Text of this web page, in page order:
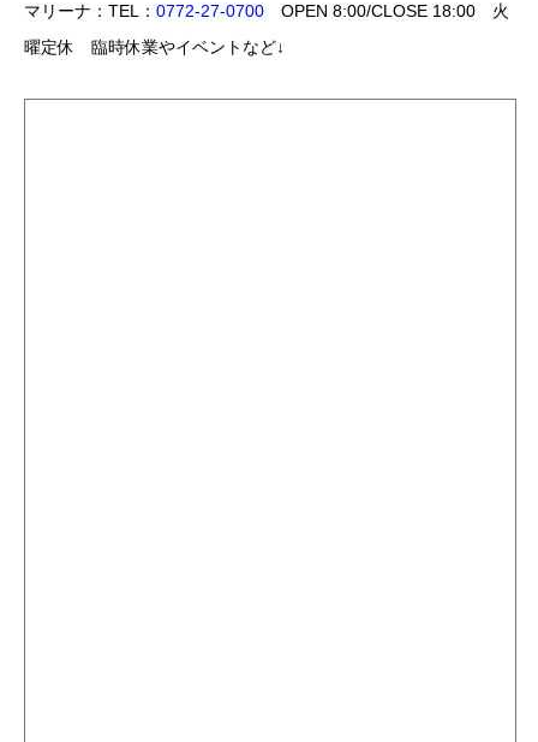
マリーナ：TEL： 0772-27-0700 OPEN 8:00/CLOSE 18:00 火
曜定休 臨時休業やイベントなど↓